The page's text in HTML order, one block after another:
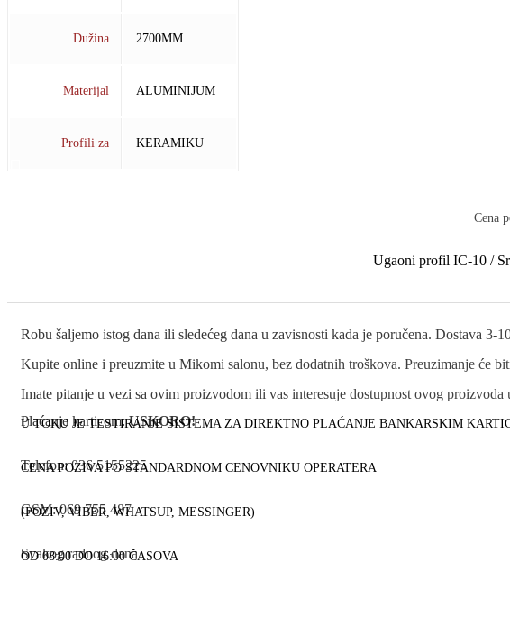
Dužina 2700MM
Materijal ALUMINIJUM
Profili za KERAMIKU
Cena
Ugaoni profil IC-10 /
Robu šaljemo istog dana ili sledećeg dana u zavisnosti kada je poručena. Dostava
Kupite online i preuzmite u Mikomi salonu, bez dodatnih troškova. Preuzimanje će
Imate pitanje u vezi sa ovim proizvodom ili vas interesuje dostupnost ovog proizvoda
Plaćanje karticom:USKORO!
U TOKU JE TESTIRANJE SISTEMA ZA DIREKTNO PLAĆANJE BANKARSKIM
Telefon: 036 5155225
CENA POZIVA PO STANDARDNOM CENOVNIKU OPERATERA
GSM: 069 755 487
(POZIV, VIBER, WHATSUP, MESSINGER)
Svakog radnog dana
OD 08:00 DO 16:00 ČASOVA